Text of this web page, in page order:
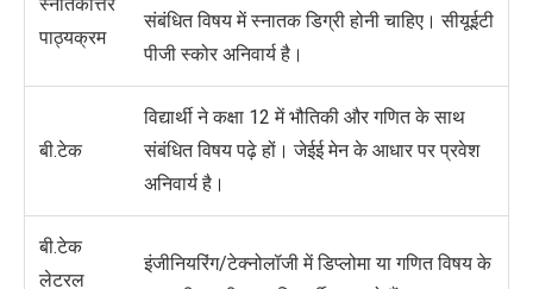
पाठ्यक्रम
संबंधित विषय में स्नातक डिग्री होनी चाहिए। सीयूईटी
पीजी स्कोर अनिवार्यहै।
बी.टेक
विद्यार्थी ने कक्षा 12 में भौतिकी और गणित के साथ
संबंधित विषय पढ़े हों। जेईई मेन के आधार पर प्रवेश
अनिवार्यहै।
बी.टेक
लेटरल
इंजीनियरिंग/टेक्नोलॉजी में डिप्लोमा या गणित विषय के